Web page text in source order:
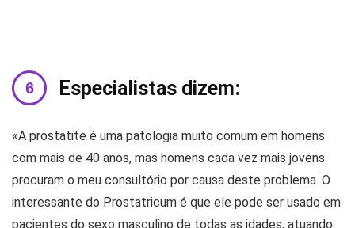
Especialistas dizem:
«A prostatite é uma patologia muito comum em homens
com mais de 40 anos, mas homens cada vez mais jovens
procuram o meu consultório por causa deste problema. O
interessante do Prostatricum é que ele pode ser usado em
pacientes do sexo masculino de todas as idades, atuando